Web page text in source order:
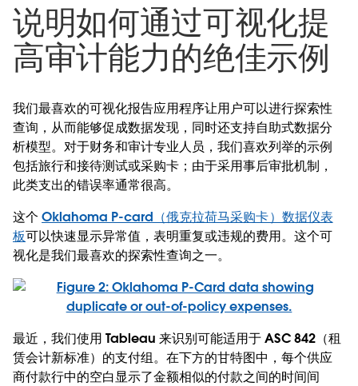
说明如何通过可视化提
高审计能力的绝佳示例
我们最喜欢的可视化报告应用程序让用户可以进行探索性
查询，从而能够促成数据发现，同时还支持自助式数据分
析模型。对于财务和审计专业人员，我们喜欢列举的示例
包括旅行和接待测试或采购卡；由于采用事后审批机制，
此类支出的错误率通常很高。
这个Oklahoma P-card（俄克拉荷马采购卡）数据仪表
板可以快速显示异常值，表明重复或违规的费用。这个可
视化是我们最喜欢的探索性查询之一。
最近，我们使用 Tableau 来识别可能适用于 ASC 842（租
赁会计新标准）的支付组。在下方的甘特图中，每个供应
商付款行中的空白显示了金额相似的付款之间的时间间